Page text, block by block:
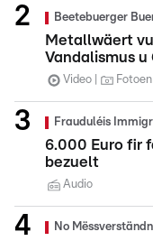
Beetebuerger
Metallwäert
Vandalismus u
Video Fotoen
Frauduléis
6.000 Euro fir
bezuelt
Audio
No